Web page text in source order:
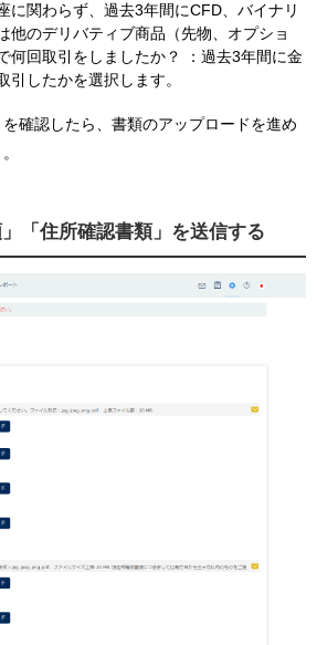
に関わらず、過去3年間にCFD、バイナリ
他のデリバティブ商品（先物、オプショ
何回取引をしましたか？ ：過去3年間に金
引したかを選択します。
確認したら、書類のアップロードを進め
「住所確認書類」を送信する